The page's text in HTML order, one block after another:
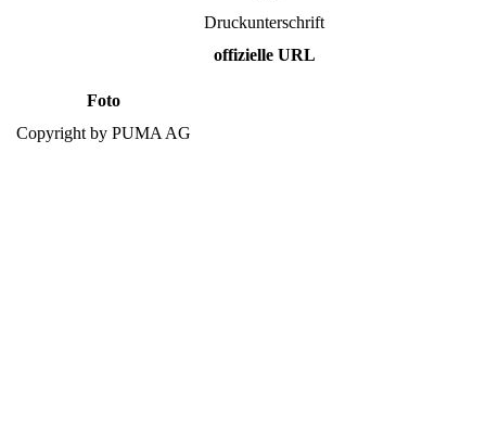
Druckunterschrift
offizielle URL
Foto
Copyright by PUMA AG